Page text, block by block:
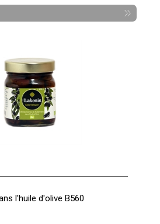
l'huile d'olive B560